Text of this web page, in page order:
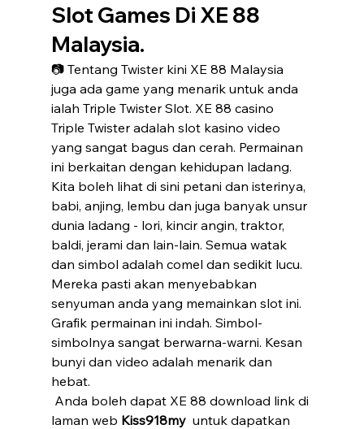
Slot Games Di XE 88
Malaysia.
📷 Tentang Twister kini XE 88 Malaysia
juga ada game yang menarik untuk anda
ialah Triple Twister Slot. XE 88 casino
Triple Twister adalah slot kasino video
yang sangat bagus dan cerah. Permainan
ini berkaitan dengan kehidupan ladang.
Kita boleh lihat di sini petani dan isterinya,
babi, anjing, lembu dan juga banyak unsur
dunia ladang - lori, kincir angin, traktor,
baldi, jerami dan lain-lain. Semua watak
dan simbol adalah comel dan sedikit lucu.
Mereka pasti akan menyebabkan
senyuman anda yang memainkan slot ini.
Grafik permainan ini indah. Simbol-
simbolnya sangat berwarna-warni. Kesan
bunyi dan video adalah menarik dan
hebat.
Anda boleh dapat XE 88 download link di
laman web Kiss918my untuk dapatkan